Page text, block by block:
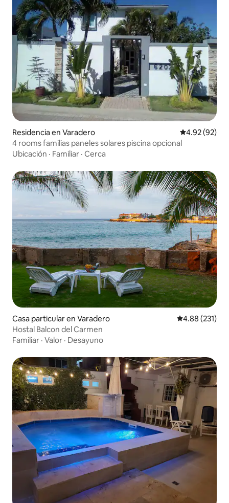
Residencia en Varadero Calificación
4.92 (92)
4 rooms familias paneles solares piscina opcional
Ubicación · Familiar · Cerca
Casa particular en Varadero Calificación
4.88 (231)
Hostal Balcon del Carmen
Familiar · Valor · Desayuno